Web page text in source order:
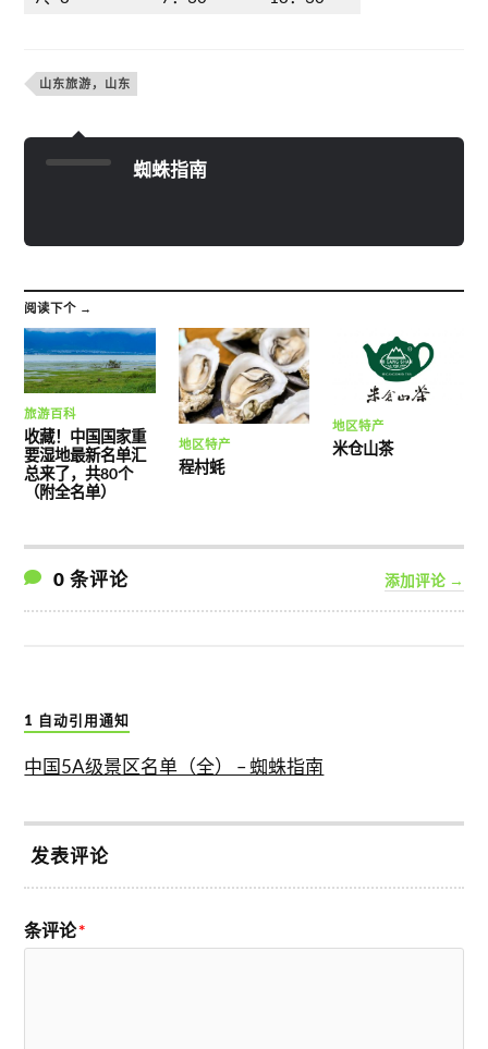
山东旅游，山东
蜘蛛指南
阅读下个 →
旅游百科
收藏！中国国家重
要湿地最新名单汇
总来了，共80个
（附全名单）
地区特产
程村蚝
地区特产
米仓山茶
0 条评论 添加评论 →
1 自动引用通知
中国5A级景区名单（全） – 蜘蛛指南
发表评论
条评论*